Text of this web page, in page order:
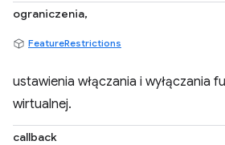
ograniczenia,
FeatureRestrictions
ustawienia włączania i wyłączania
wirtualnej.
callback